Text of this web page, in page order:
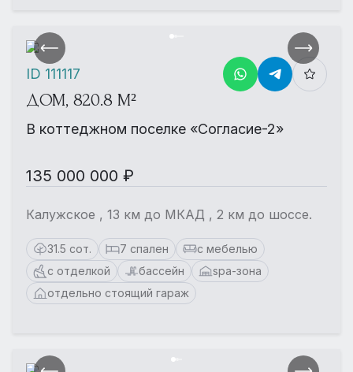
ДОМ, 820.8 М²
В коттеджном поселке «Согласие-2»
135 000 000 ₽
Калужское , 13 км до МКАД , 2 км до шоссе.
31.5 сот. 7 спален
с мебелью
с отделкой
бассейн
spa-зона
отдельно стоящий гараж
ID 111117